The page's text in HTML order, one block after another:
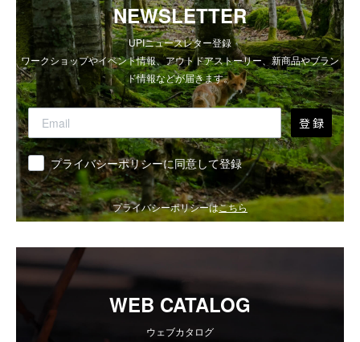
NEWSLETTER
UPIニュースレター登録
ワークショップやイベント情報、アウトドアストーリー、新商品やブラン
ド情報などが届きます。
登 録
同意 プライバシーポリシーに同意して登録
プライバシーポリシーはこちら
WEB CATALOG
ウェブカタログ